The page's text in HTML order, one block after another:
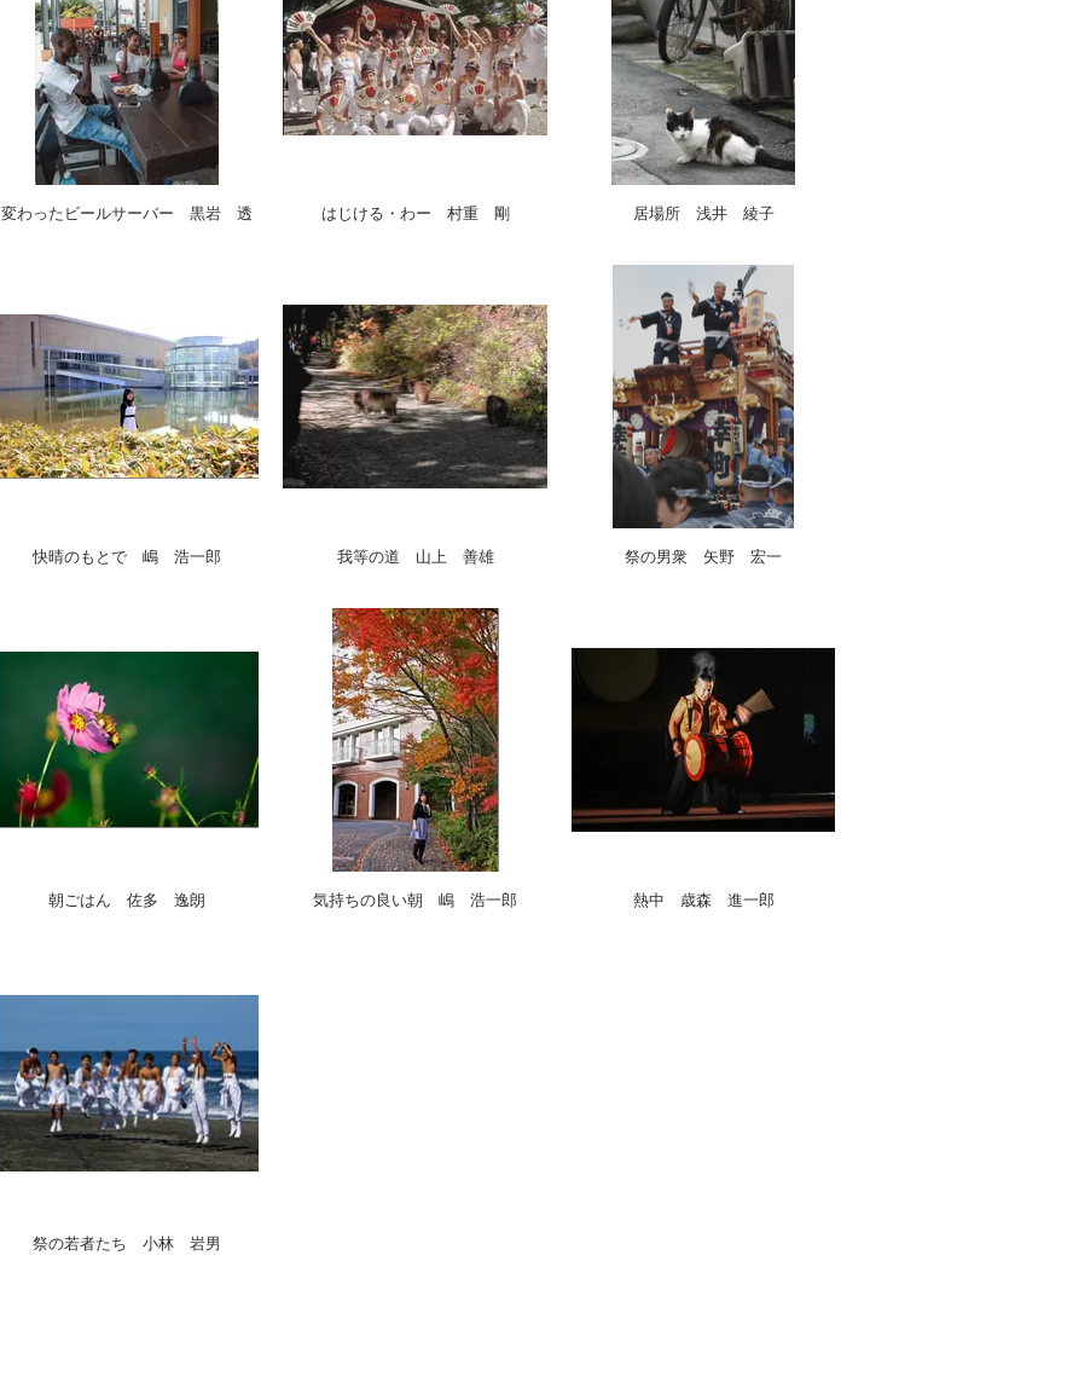
変わったビールサーバー 黒岩 透 はじける・わー 村重 剛 居場所 浅井 綾子
快晴のもとで 嶋 浩一郎 我等の道 山上 善雄 祭の男衆 矢野 宏一
朝ごはん 佐多 逸朗 気持ちの良い朝 嶋 浩一郎 熱中 歳森 進一郎
祭の若者たち 小林 岩男